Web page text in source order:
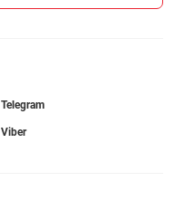
Telegram
Viber